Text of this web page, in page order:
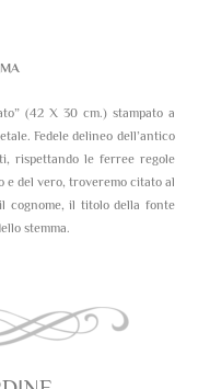
(42 X 30 cm.) stampato a
Fedele delineo dell’antico
rispettando le ferree regole
e del vero, troveremo citato al
cognome, il titolo della fonte
stemma.